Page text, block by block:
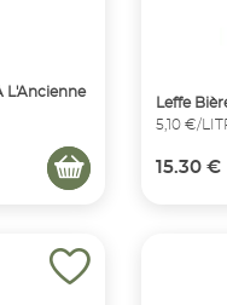
L'Ancienne
Leffe
5,10 €/
15.30 €